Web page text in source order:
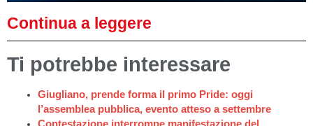
Continua a leggere
Ti potrebbe interessare
Giugliano, prende forma il primo Pride: oggi
l’assemblea pubblica, evento atteso a settembre